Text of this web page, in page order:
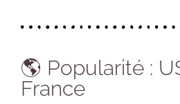
🌎 Popularité :
France